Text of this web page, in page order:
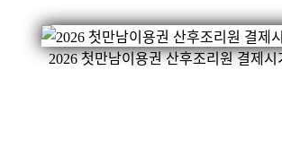
2026 첫만남이용권 산후조리원